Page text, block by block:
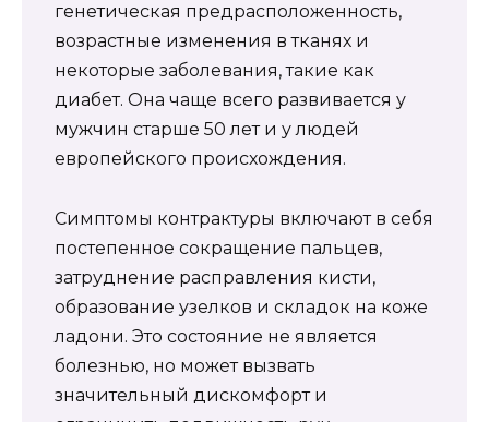
генетическая предрасположенность,
возрастные изменения в тканях и
некоторые заболевания, такие как
диабет. Она чаще всего развивается у
мужчин старше 50 лет и у людей
европейского происхождения.
Симптомы контрактуры включают в себя
постепенное сокращение пальцев,
затруднение расправления кисти,
образование узелков и складок на коже
ладони. Это состояние не является
болезнью, но может вызвать
значительный дискомфорт и